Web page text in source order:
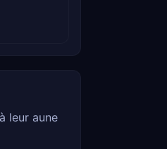
leur aune